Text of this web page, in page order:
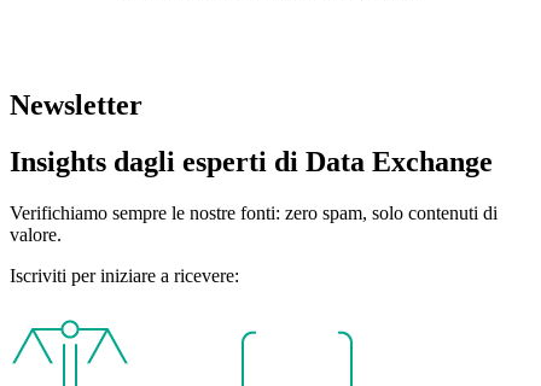
Newsletter
Insights dagli esperti di Data Exchange
Verifichiamo sempre le nostre fonti: zero spam, solo contenuti di
valore.
Iscriviti per iniziare a ricevere: